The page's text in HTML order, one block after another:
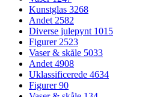
Kunstglas 3268
Andet2582
Diverse julepynt 1015
Figurer2523
Vaser & skåle 5033
Andet4908
Uklassificerede 4634
Figurer90